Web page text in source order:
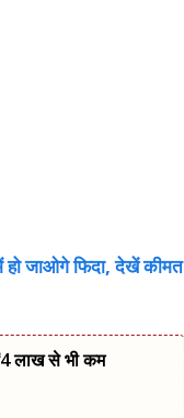
जाओगे फिदा, देखें कीमत
लाख से भी कम